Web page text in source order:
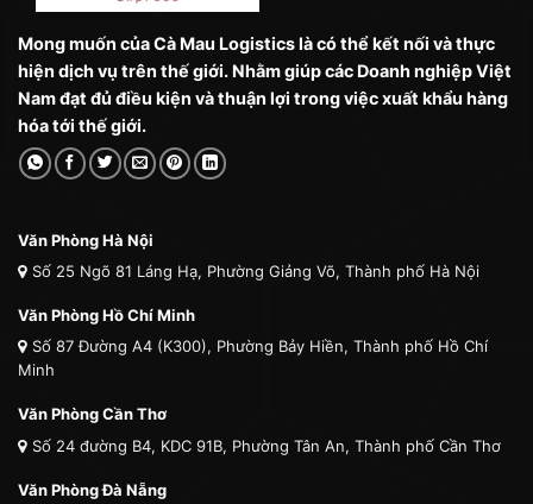
Mong muốn của Cà Mau Logistics là có thể kết nối và thực
hiện dịch vụ trên thế giới. Nhằm giúp các Doanh nghiệp Việt
Nam đạt đủ điều kiện và thuận lợi trong việc xuất khẩu hàng
hóa tới thế giới.
Văn Phòng Hà Nội
Số 25 Ngõ 81 Láng Hạ, Phường Giảng Võ, Thành phố Hà Nội
Văn Phòng Hồ Chí Minh
Số 87 Đường A4 (K300), Phường Bảy Hiền, Thành phố Hồ Chí
Minh
Văn Phòng Cần Thơ
Số 24 đường B4, KDC 91B, Phường Tân An, Thành phố Cần Thơ
Văn Phòng Đà Nẵng